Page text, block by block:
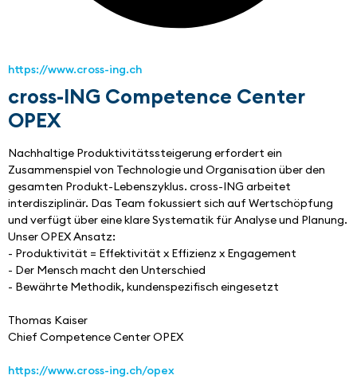
https://www.cross-ing.ch
cross-ING Competence Center
OPEX
Nachhaltige Produktivitätssteigerung erfordert ein
Zusammenspiel von Technologie und Organisation über den
gesamten Produkt-Lebenszyklus. cross-ING arbeitet
interdisziplinär. Das Team fokussiert sich auf Wertschöpfung
und verfügt über eine klare Systematik für Analyse und Planung.
Unser OPEX Ansatz:​
- Produktivität = Effektivität x Effizienz x Engagement
- Der Mensch macht den Unterschied
- Bewährte Methodik, kundenspezifisch eingesetzt​
Thomas Kaiser
Chief Competence Center OPEX
https://www.cross-ing.ch/opex